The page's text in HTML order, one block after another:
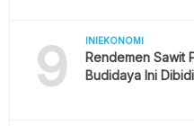
9 INIEKONOMI
Rendemen Sawit
Budidaya Ini